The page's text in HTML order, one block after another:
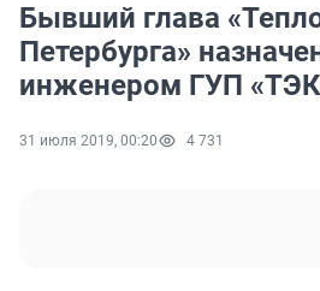
Бывший глава
Петербурга»
инженером ГУП
31 июля 2019, 00:20 4 731